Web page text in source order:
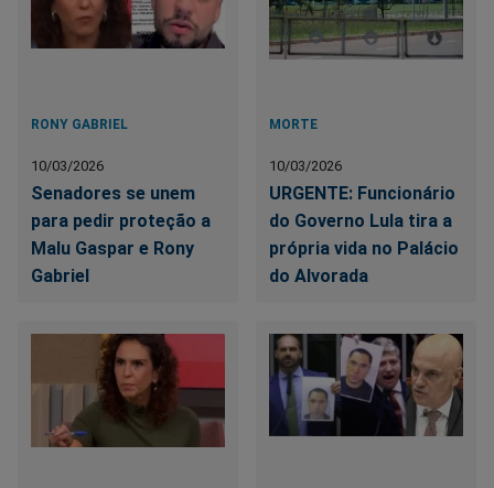
RONY GABRIEL
10/03/2026
Senadores se unem
para pedir proteção a
Malu Gaspar e Rony
Gabriel
MORTE
10/03/2026
URGENTE: Funcionário
do Governo Lula tira a
própria vida no Palácio
do Alvorada